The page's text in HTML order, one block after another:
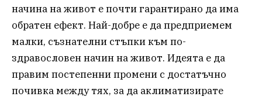
начина на живот е почти гарантирано да има
обратен ефект. Най-добре е да предприемем
малки, съзнателни стъпки към по-
здравословен начин на живот. Идеята е да
правим постепенни промени с достатъчно
почивка между тях, за да аклиматизирате